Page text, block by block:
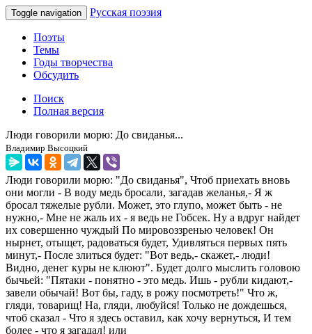
Toggle navigation Русская поэзия
Поэты
Темы
Годы творчества
Обсудить
Поиск
Полная версия
Люди говорили морю: До свиданья...
Владимир Высоцкий
Люди говорили морю: "До свиданья", Чтоб приехать вновь
они могли - В воду медь бросали, загадав желанья,- Я ж
бросал тяжелые рубли. Может, это глупо, может быть - не
нужно,- Мне не жаль их - я ведь не Гобсек. Ну а вдруг найдет
их совершенно чуждый По мировоззренью человек! Он
нырнет, отыщет, радоваться будет, Удивляться первых пять
минут,- После злиться будет: "Вот ведь,- скажет,- люди!
Видно, денег куры не клюют". Будет долго мыслить головою
бычьей: "Пятаки - понятно - это медь. Ишь - рубли кидают,-
завели обычай! Вот бы, гаду, в рожу посмотреть!" Что ж,
гляди, товарищ! На, гляди, любуйся! Только не дождешься,
чтоб сказал - Что я здесь оставил, как хочу вернуться, И тем
более - что я загадал! или